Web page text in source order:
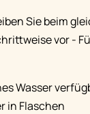
Sie beim
vor -
Wasser
in Flaschen